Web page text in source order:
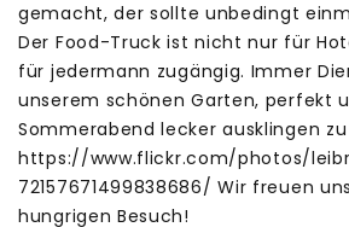
gemacht, der sollte unbedingt
Der Food-Truck ist nicht nur für
für jedermann zugängig. Immer
unserem schönen Garten, perfekt
Sommerabend lecker ausklingen
https://www.flickr.com/photos/
72157671499838686/ Wir freuen
hungrigen Besuch!